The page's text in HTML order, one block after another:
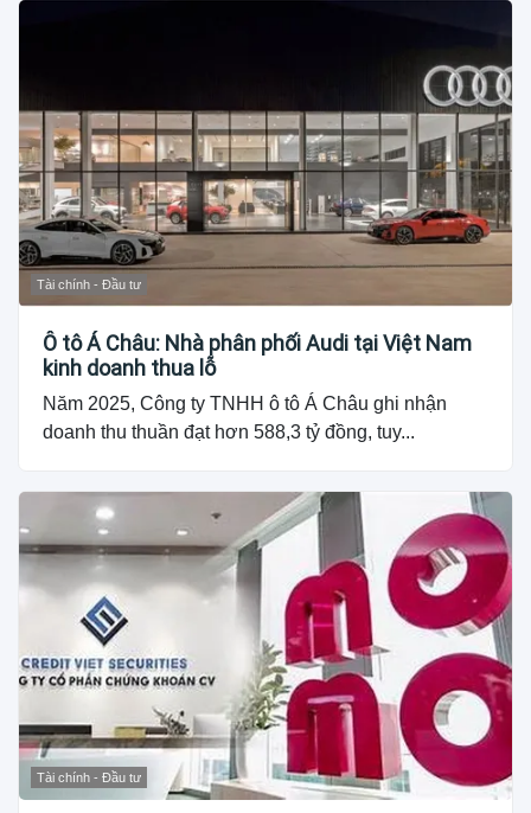
Tài chính - Đầu tư
Ô tô Á Châu: Nhà phân phối Audi tại Việt Nam
kinh doanh thua lỗ
Năm 2025, Công ty TNHH ô tô Á Châu ghi nhận
doanh thu thuần đạt hơn 588,3 tỷ đồng, tuy...
Tài chính - Đầu tư